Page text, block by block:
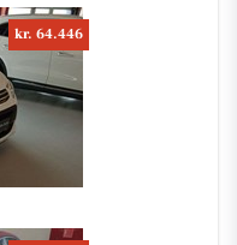
kr. 64.446